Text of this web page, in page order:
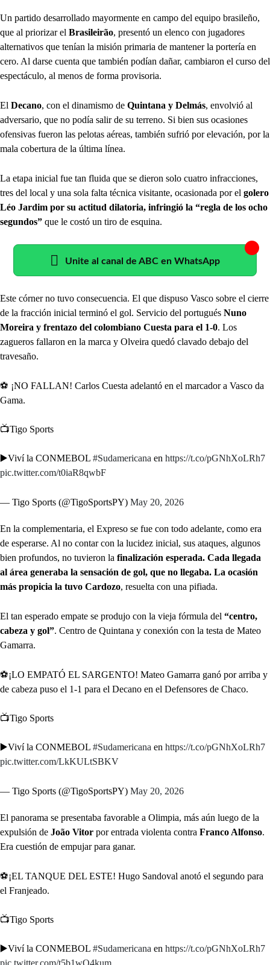
Un partido desarrollado mayormente en campo del equipo brasileño,
que al priorizar el Brasileirão, presentó un elenco con jugadores
alternativos que tenían la misión primaria de mantener la portería en
cero. Al darse cuenta que también podían dañar, cambiaron el curso del
espectáculo, al menos de forma provisoria.
El Decano, con el dinamismo de Quintana y Delmás, envolvió al
adversario, que no podía salir de su terreno. Si bien sus ocasiones
ofensivas fueron las pelotas aéreas, también sufrió por elevación, por la
mala cobertura de la última línea.
La etapa inicial fue tan fluida que se dieron solo cuatro infracciones,
tres del local y una sola falta técnica visitante, ocasionada por el golero
Léo Jardim por su actitud dilatoria, infringió la “regla de los ocho
segundos” que le costó un tiro de esquina.
Unite al canal de ABC en WhatsApp
Este córner no tuvo consecuencia. El que dispuso Vasco sobre el cierre
de la fracción inicial terminó el gol. Servicio del portugués Nuno
Moreira y frentazo del colombiano Cuesta para el 1-0. Los
zagueros fallaron en la marca y Olveira quedó clavado debajo del
travesaño.
⚽️ ¡NO FALLAN! Carlos Cuesta adelantó en el marcador a Vasco da
Gama.
📺Tigo Sports
▶️Viví la CONMEBOL #Sudamericana en https://t.co/pGNhXoLRh7
pic.twitter.com/t0iaR8qwbF
— Tigo Sports (@TigoSportsPY) May 20, 2026
En la complementaria, el Expreso se fue con todo adelante, como era
de esperarse. Al no contar con la lucidez inicial, sus ataques, algunos
bien profundos, no tuvieron la finalización esperada. Cada llegada
al área generaba la sensación de gol, que no llegaba. La ocasión
más propicia la tuvo Cardozo, resuelta con una pifiada.
El tan esperado empate se produjo con la vieja fórmula del “centro,
cabeza y gol”. Centro de Quintana y conexión con la testa de Mateo
Gamarra.
⚽️¡LO EMPATÓ EL SARGENTO! Mateo Gamarra ganó por arriba y
de cabeza puso el 1-1 para el Decano en el Defensores de Chaco.
📺Tigo Sports
▶️Viví la CONMEBOL #Sudamericana en https://t.co/pGNhXoLRh7
pic.twitter.com/LkKULtSBKV
— Tigo Sports (@TigoSportsPY) May 20, 2026
El panorama se presentaba favorable a Olimpia, más aún luego de la
expulsión de João Vitor por entrada violenta contra Franco Alfonso.
Era cuestión de empujar para ganar.
⚽️¡EL TANQUE DEL ESTE! Hugo Sandoval anotó el segundo para
el Franjeado.
📺Tigo Sports
▶️Viví la CONMEBOL #Sudamericana en https://t.co/pGNhXoLRh7
pic.twitter.com/t5b1wQ4kum